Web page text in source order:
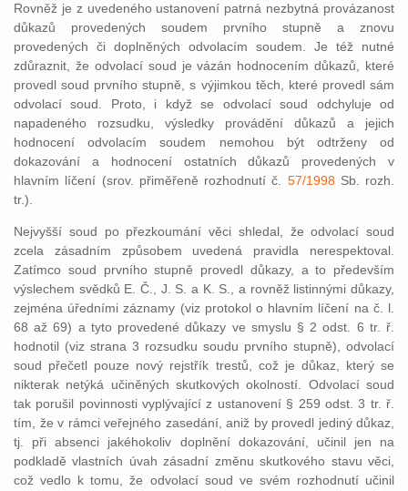
Rovněž je z uvedeného ustanovení patrná nezbytná provázanost
důkazů provedených soudem prvního stupně a znovu
provedených či doplněných odvolacím soudem. Je též nutné
zdůraznit, že odvolací soud je vázán hodnocením důkazů, které
provedl soud prvního stupně, s výjimkou těch, které provedl sám
odvolací soud. Proto, i když se odvolací soud odchyluje od
napadeného rozsudku, výsledky provádění důkazů a jejich
hodnocení odvolacím soudem nemohou být odtrženy od
dokazování a hodnocení ostatních důkazů provedených v
hlavním líčení (srov. přiměřeně rozhodnutí č. 57/1998Sb. rozh.
tr.).
Nejvyšší soud po přezkoumání věci shledal, že odvolací soud
zcela zásadním způsobem uvedená pravidla nerespektoval.
Zatímco soud prvního stupně provedl důkazy, a to především
výslechem svědků E. Č., J. S. a K. S., a rovněž listinnými důkazy,
zejména úředními záznamy (viz protokol o hlavním líčení na č. l.
68 až 69) a tyto provedené důkazy ve smyslu § 2 odst. 6 tr. ř.
hodnotil (viz strana 3 rozsudku soudu prvního stupně), odvolací
soud přečetl pouze nový rejstřík trestů, což je důkaz, který se
nikterak netýká učiněných skutkových okolností. Odvolací soud
tak porušil povinnosti vyplývající z ustanovení § 259 odst. 3 tr. ř.
tím, že v rámci veřejného zasedání, aniž by provedl jediný důkaz,
tj. při absenci jakéhokoliv doplnění dokazování, učinil jen na
podkladě vlastních úvah zásadní změnu skutkového stavu věci,
což vedlo k tomu, že odvolací soud ve svém rozhodnutí učinil